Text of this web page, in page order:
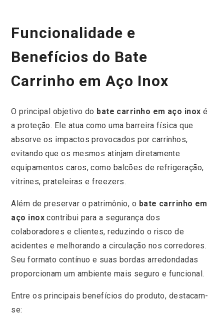
Funcionalidade e
Benefícios do Bate
Carrinho em Aço Inox
O principal objetivo do bate carrinho em aço inox é
a proteção. Ele atua como uma barreira física que
absorve os impactos provocados por carrinhos,
evitando que os mesmos atinjam diretamente
equipamentos caros, como balcões de refrigeração,
vitrines, prateleiras e freezers.
Além de preservar o patrimônio, o bate carrinho em
aço inox contribui para a segurança dos
colaboradores e clientes, reduzindo o risco de
acidentes e melhorando a circulação nos corredores.
Seu formato contínuo e suas bordas arredondadas
proporcionam um ambiente mais seguro e funcional.
Entre os principais benefícios do produto, destacam-
se: